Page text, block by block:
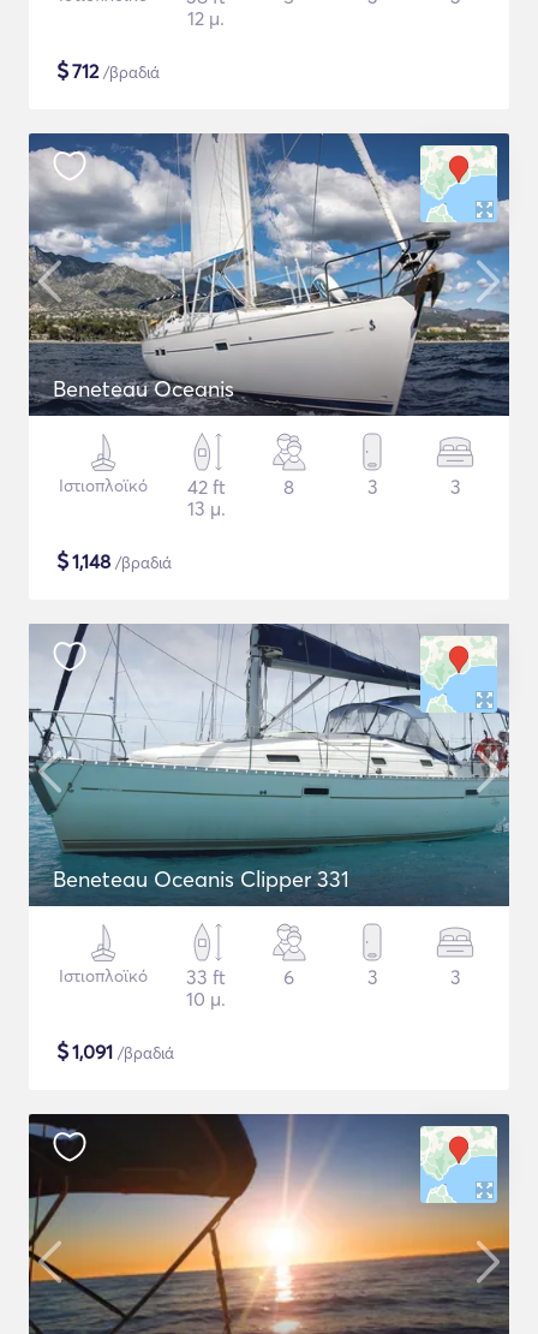
12 μ.
$712/βραδιά
Beneteau Oceanis
Ιστιοπλοϊκό
42 ft
13 μ.
8 3 3
$1,148 /βραδιά
Beneteau Oceanis Clipper 331
Ιστιοπλοϊκό
33 ft
10 μ.
6 3 3
$1,091 /βραδιά